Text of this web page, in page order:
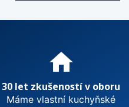
home
30 let zkušeností v oboru
Máme vlastní kuchyňské